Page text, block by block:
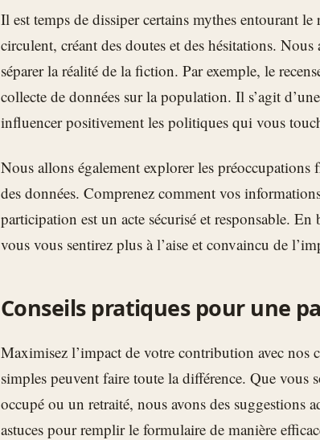
Il est temps de dissiper certains mythes entourant le
circulent, créant des doutes et des hésitations.
séparer la réalité de la fiction. Par exemple, le
collecte de données sur la population. Il s’agit
influencer positivement les politiques qui vous
Nous allons également explorer les
des données. Comprenez comment vos
participation est un acte sécurisé et responsable.
vous vous sentirez plus à l’aise et convaincu de
Conseils pratiques pour une
Maximisez l’impact de votre contribution avec nos
simples peuvent faire toute la différence. Que vous
occupé ou un retraité, nous avons des suggestions
astuces pour remplir le formulaire de manière